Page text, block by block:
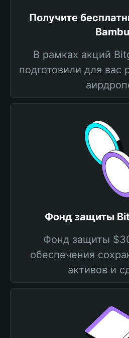
Получите
Bambu
В рамках акций
подготовили для вас
Фонд защиты
Фонд защиты
обеспечения
активов и